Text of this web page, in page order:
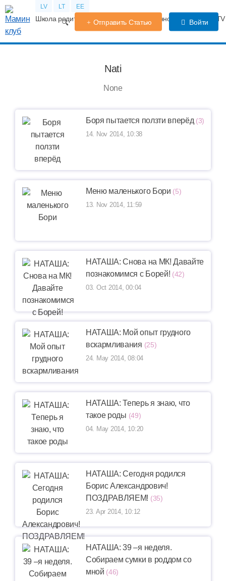
LV LT EE
Школа родителей Календарь беременности Форум
Отправить Статью Войти
Nati
None
Боря пытается ползти вперёд (3)
14. Nov 2014, 10:38
Меню маленького Бори (5)
13. Nov 2014, 11:59
НАТАША: Снова на МК! Давайте
познакомимся с Борей! (42)
03. Oct 2014, 00:04
НАТАША: Мой опыт грудного
вскармливания (25)
24. May 2014, 08:04
НАТАША: Теперь я знаю, что
такое роды (49)
04. May 2014, 10:20
НАТАША: Сегодня родился
Борис Александрович!
ПОЗДРАВЛЯЕМ! (35)
23. Apr 2014, 10:12
НАТАША: 39 –я неделя.
Собираем сумки в роддом со
мной (46)